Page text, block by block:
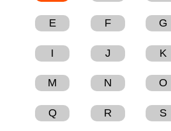
E F G
I J K
M N O
Q R S